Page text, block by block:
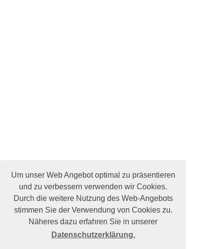
Um unser Web Angebot optimal zu präsentieren
und zu verbessern verwenden wir Cookies.
Durch die weitere Nutzung des Web-Angebots
stimmen Sie der Verwendung von Cookies zu.
Näheres dazu erfahren Sie in unserer
Datenschutzerklärung.